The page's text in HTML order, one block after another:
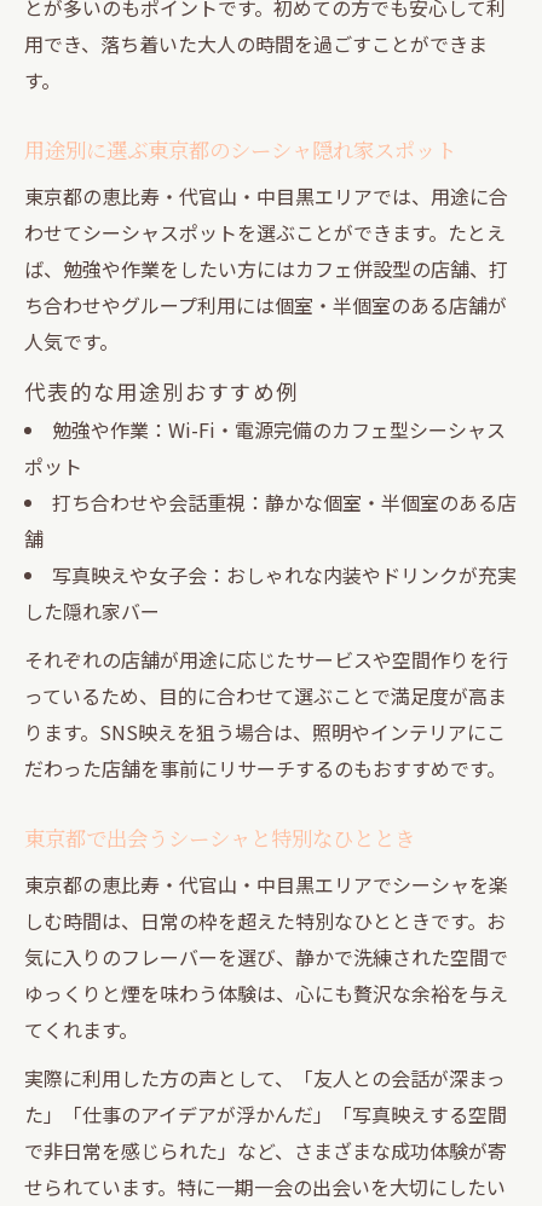
とが多いのもポイントです。初めての方でも安心して利
用でき、落ち着いた大人の時間を過ごすことができま
す。
用途別に選ぶ東京都のシーシャ隠れ家スポット
東京都の恵比寿・代官山・中目黒エリアでは、用途に合
わせてシーシャスポットを選ぶことができます。たとえ
ば、勉強や作業をしたい方にはカフェ併設型の店舗、打
ち合わせやグループ利用には個室・半個室のある店舗が
人気です。
代表的な用途別おすすめ例
勉強や作業：Wi-Fi・電源完備のカフェ型シーシャス
ポット
打ち合わせや会話重視：静かな個室・半個室のある店
舗
写真映えや女子会：おしゃれな内装やドリンクが充実
した隠れ家バー
それぞれの店舗が用途に応じたサービスや空間作りを行
っているため、目的に合わせて選ぶことで満足度が高ま
ります。SNS映えを狙う場合は、照明やインテリアにこ
だわった店舗を事前にリサーチするのもおすすめです。
東京都で出会うシーシャと特別なひととき
東京都の恵比寿・代官山・中目黒エリアでシーシャを楽
しむ時間は、日常の枠を超えた特別なひとときです。お
気に入りのフレーバーを選び、静かで洗練された空間で
ゆっくりと煙を味わう体験は、心にも贅沢な余裕を与え
てくれます。
実際に利用した方の声として、「友人との会話が深まっ
た」「仕事のアイデアが浮かんだ」「写真映えする空間
で非日常を感じられた」など、さまざまな成功体験が寄
せられています。特に一期一会の出会いを大切にしたい